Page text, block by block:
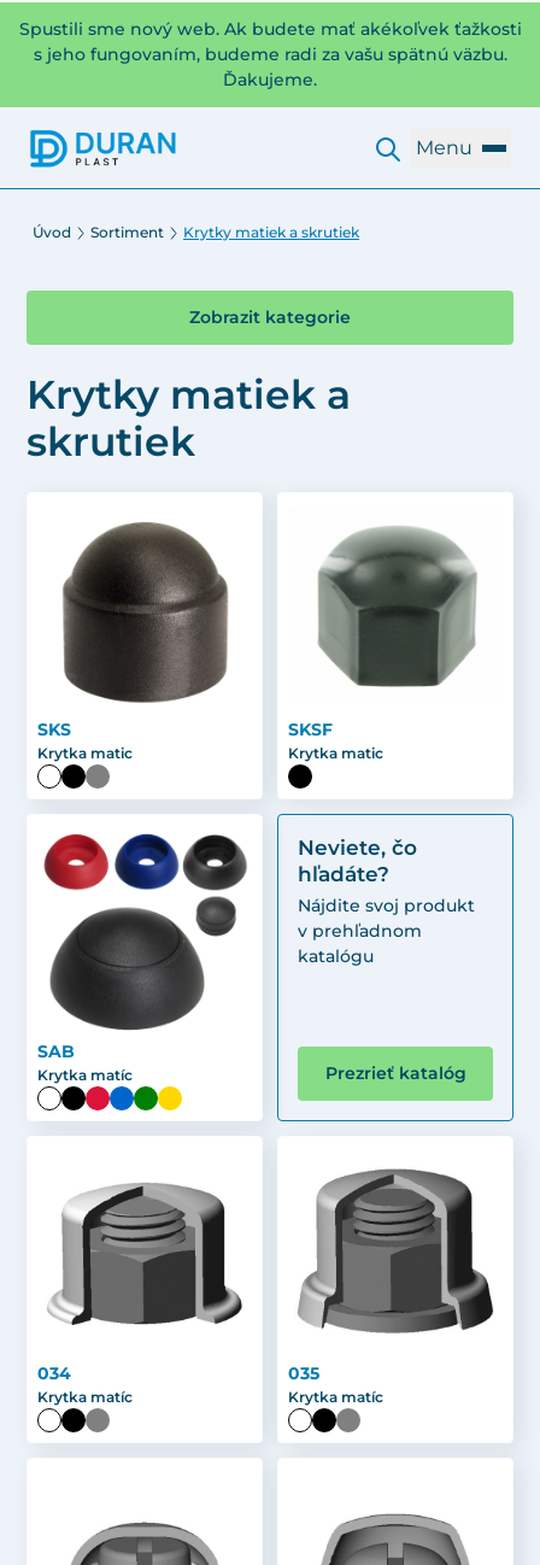
Spustili sme nový web. Ak budete mať akékoľvek ťažkosti
s jeho fungovaním, budeme radi za vašu spätnú väzbu.
Ďakujeme.
Menu
Úvod Sortiment Krytky matiek a skrutiek
Zobrazit kategorie
Krytky matiek a
skrutiek
SKS
Krytka matic
SKSF
Krytka matic
SAB
Krytka matíc
Neviete, čo
hľadáte?
Nájdite svoj produkt
v prehľadnom
katalógu
Prezrieť katalóg
034
Krytka matíc
035
Krytka matíc